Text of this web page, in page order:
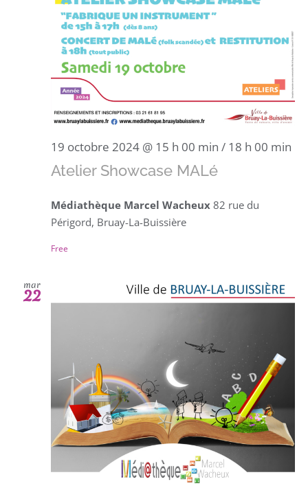
19 octobre 2024 @ 15 h 00 min / 18 h 00 min
Atelier Showcase MALé
Médiathèque Marcel Wacheux 82 rue du
Périgord, Bruay-La-Buissière
Free
mar
22